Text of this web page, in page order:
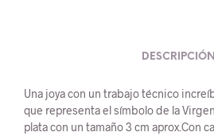
DESCRIPCIÓN
Una joya con un trabajo técnico
que representa el símbolo de la
plata con un tamaño 3 cm aprox.Con